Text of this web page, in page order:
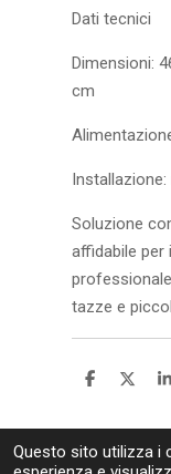
Questo sito utilizza i
Dati tecnici
Dimensioni:
cm
Soluzione
affidabile per
tazze e
C
i
v
C
i
v
C
i
v